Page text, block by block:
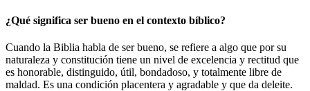
¿Qué significa ser bueno en el contexto bíblico?
Cuando la Biblia habla de ser bueno, se refiere a algo que por su
naturaleza y constitución tiene un nivel de excelencia y rectitud que
es honorable, distinguido, útil, bondadoso, y totalmente libre de
maldad. Es una condición placentera y agradable y que da deleite.